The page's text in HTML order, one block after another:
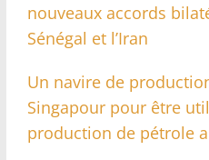
nouveaux accords
Sénégal et l’Iran
Un navire de
Singapour pour être
production de pétrole